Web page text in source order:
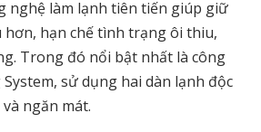
nghệ làm lạnh tiên tiến giúp giữ
hạn chế tình trạng ôi thiu,
Trong đó nổi bật nhất là công
sử dụng hai dàn lạnh độc
ngăn mát.